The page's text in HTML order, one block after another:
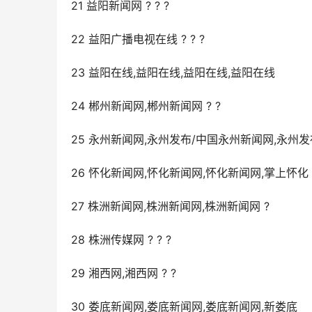
21 益阳新闻网 ? ? ?
22 益阳广播电视在线 ? ? ?
23 益阳在线,益阳在线,益阳在线,益阳在线
24 郴州新闻网,郴州新闻网 ? ?
25 永州新闻网,永州发布/中国永州新闻网,永州发
26 怀化新闻网,怀化新闻网,怀化新闻网,掌上怀化
27 株洲新闻网,株洲新闻网,株洲新闻网 ?
28 株洲传媒网 ? ? ?
29 湘西网,湘西网 ? ?
30 娄底新闻网,娄底新闻网,娄底新闻网,新娄底